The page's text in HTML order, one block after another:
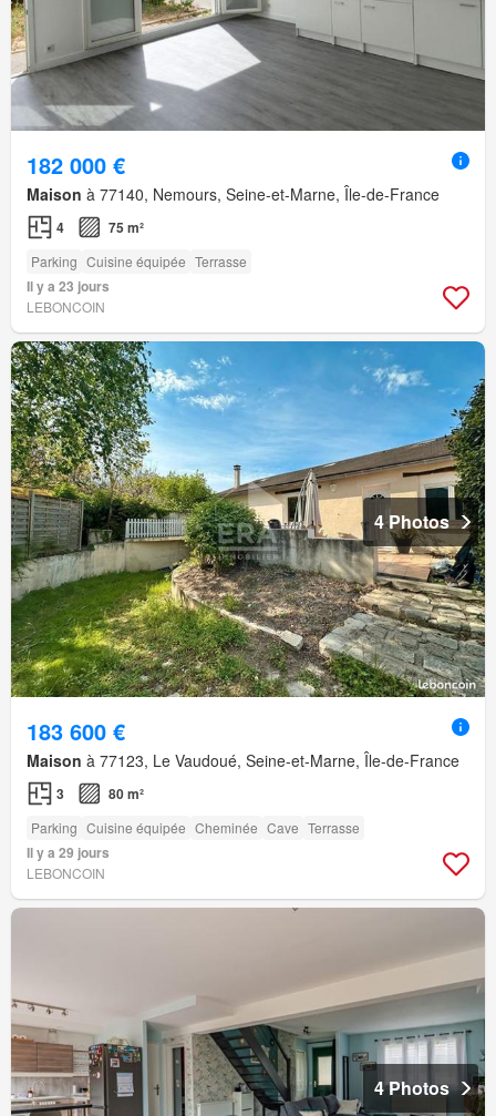
182 000 €
Maison à 77140, Nemours, Seine-et-Marne, Île-de-France
4 75 m²
Parking Cuisine équipée Terrasse
Il y a 23 jours
LEBONCOIN
4 Photos
183 600 €
Maison à 77123, Le Vaudoué, Seine-et-Marne, Île-de-France
3 80 m²
Parking Cuisine équipée Cheminée Cave Terrasse
Il y a 29 jours
LEBONCOIN
4 Photos